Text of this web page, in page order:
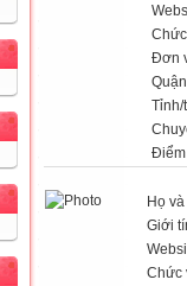
Đơn
Tỉnh/
Họ
Giới
Chức